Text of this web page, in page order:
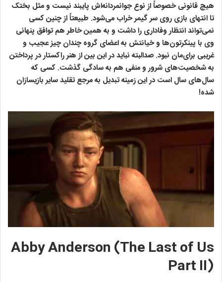
هیچ قانونی خصوصاً از نوع جوانمردانه‌اش پایبند نیست و مثل بختک
تا انتهای بازی روی سر گیمر خراب می‌شود. طبیعتاً از چنین کسی
نمی‌تواند انتظار وفاداری را داشت و به همین خاطر هم توافق پنهانی
وی با پینکرتون‌ها و خیانتش به اعضای گروه چندان چیز عجیب و
غریبی برای‌مان نبود. صدالبته نباید در این بین از هنر راکستار در پرداختن
به شخصیت‌های شرور و منفی هم به سادگی گذشت. کسی که
سال‌های سال است در این زمینه تبدیل به مرجع تقلید سایر بازیسازان
شده!
Abby Anderson (The Last of Us
Part II)